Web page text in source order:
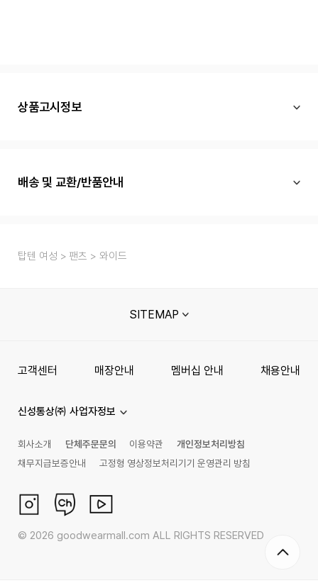
상품고시정보
배송 및 교환/반품안내
탑텐 여성 팬츠 와이드
SITEMAP
고객센터 매장안내 멤버십 안내 채용안내
신성통상㈜ 사업자정보
회사소개 단체주문문의 이용약관
개인정보처리방침
채무지급보증안내
고정형 영상정보처리기기 운영관리 방침
© 2026 goodwearmall.com ALL RIGHTS RESERVED